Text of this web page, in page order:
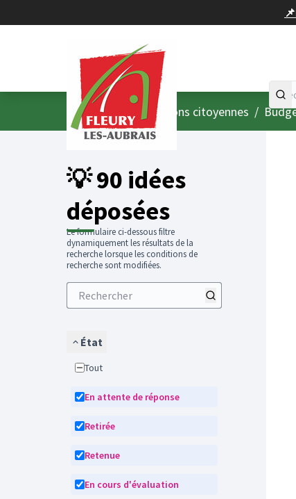
AccueilMenu principal
/ Consultations citoyennes /
💡 90 idées
déposées
Le formulaire ci-dessous filtre
dynamiquement les résultats de la
recherche lorsque les conditions de
recherche sont modifiées.
État
Tout
En attente de réponse
Retirée
Retenue
En cours d'évaluation